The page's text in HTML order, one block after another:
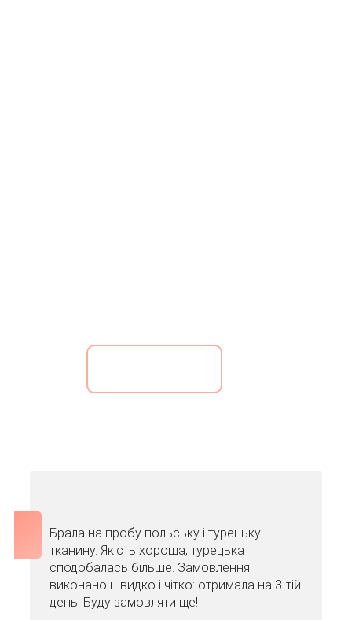
Брала на пробу польську і турецьку
тканину. Якість хороша, турецька
сподобалась більше. Замовлення
виконано швидко і чітко: отримала на 3-тій
день. Буду замовляти ще!